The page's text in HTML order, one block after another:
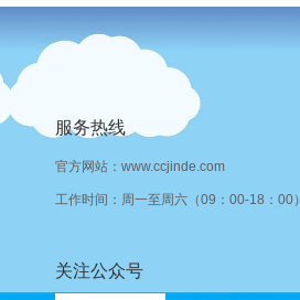
服务热线
官方网站：www.ccjinde.com
工作时间：周一至周六（09：00-18：00）
关注公众号